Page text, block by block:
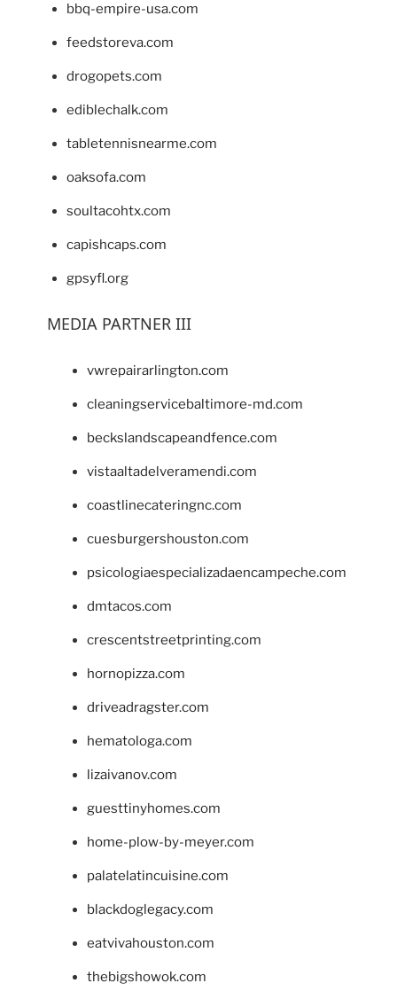
bbq-empire-usa.com
feedstoreva.com
drogopets.com
ediblechalk.com
tabletennisnearme.com
oaksofa.com
soultacohtx.com
capishcaps.com
gpsyfl.org
MEDIA PARTNER III
vwrepairarlington.com
cleaningservicebaltimore-md.com
beckslandscapeandfence.com
vistaaltadelveramendi.com
coastlinecateringnc.com
cuesburgershouston.com
psicologiaespecializadaencampeche.com
dmtacos.com
crescentstreetprinting.com
hornopizza.com
driveadragster.com
hematologa.com
lizaivanov.com
guesttinyhomes.com
home-plow-by-meyer.com
palatelatincuisine.com
blackdoglegacy.com
eatvivahouston.com
thebigshowok.com